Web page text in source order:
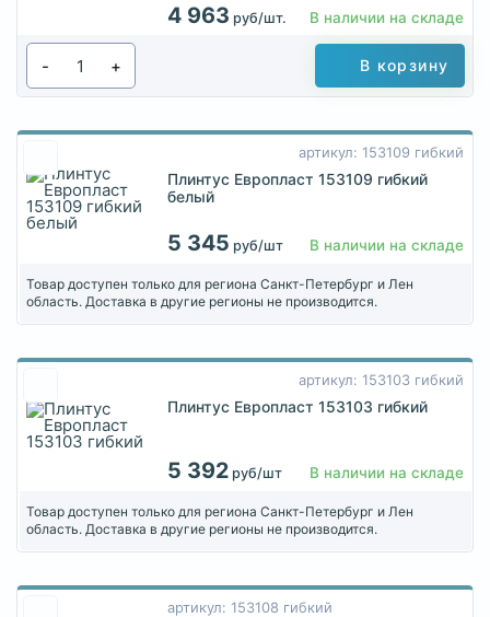
4 963 руб/шт. В наличии на складе
- + В корзину
артикул: 153109 гибкий
Плинтус Европласт 153109 гибкий
белый
5 345 руб/шт В наличии на складе
Товар доступен только для региона Санкт-Петербург и Лен
область. Доставка в другие регионы не производится.
артикул: 153103 гибкий
Плинтус Европласт 153103 гибкий
5 392 руб/шт В наличии на складе
Товар доступен только для региона Санкт-Петербург и Лен
область. Доставка в другие регионы не производится.
артикул: 153108 гибкий